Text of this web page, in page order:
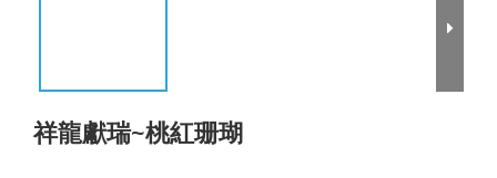
祥龍獻瑞~桃紅珊瑚